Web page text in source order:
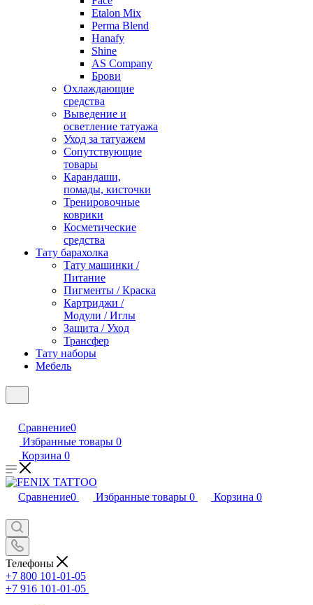
Etalon Mix
Perma Blend
Hanafy
Shine
AS Company
Брови
Охлаждающие
средства
Выведение и
осветление татуажа
Уход за татуажем
Сопутствующие
товары
Карандаши,
помады, кисточки
Тренировочные
коврики
Косметические
средства
Тату барахолка
Тату машинки /
Питание
Пигменты / Краска
Картриджи /
Модули / Иглы
Защита / Уход
Трансфер
Тату наборы
Мебель
Сравнение0
Избранные товары 0
Корзина 0
Сравнение0 Избранные товары 0 Корзина 0
Телефоны
+7 800 101-01-05
+7 916 101-01-05